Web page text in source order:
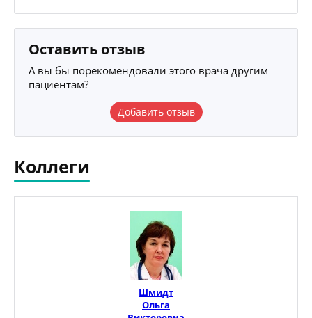
Оставить отзыв
А вы бы порекомендовали этого врача другим
пациентам?
Добавить отзыв
Коллеги
Шмидт
Ольга